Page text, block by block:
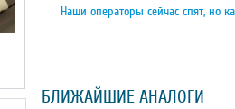
Наши операторы сейчас спят, но
БЛИЖАЙШИЕ АНАЛОГИ